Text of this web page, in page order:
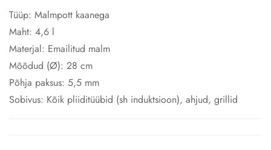
Tüüp: Malmpott kaanega
Maht: 4,6 l
Materjal: Emailitud malm
Mõõdud (Ø): 28 cm
Põhja paksus: 5,5 mm
Sobivus: Kõik pliiditüübid (sh induktsioon), ahjud, grillid